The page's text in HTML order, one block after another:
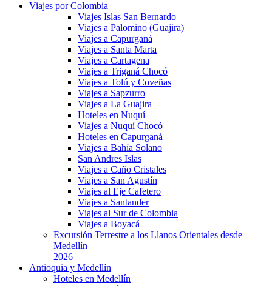
Viajes por Colombia
Viajes Islas San Bernardo
Viajes a Palomino (Guajira)
Viajes a Capurganá
Viajes a Santa Marta
Viajes a Cartagena
Viajes a Triganá Chocó
Viajes a Tolú y Coveñas
Viajes a Sapzurro
Viajes a La Guajira
Hoteles en Nuquí
Viajes a Nuquí Chocó
Hoteles en Capurganá
Viajes a Bahía Solano
San Andres Islas
Viajes a Caño Cristales
Viajes a San Agustín
Viajes al Eje Cafetero
Viajes a Santander
Viajes al Sur de Colombia
Viajes a Boyacá
Excursión Terrestre a los Llanos Orientales desde
Medellín
2026
Antioquia y Medellín
Hoteles en Medellín